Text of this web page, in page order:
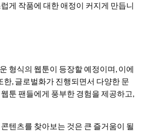
게 작품에 대한 애정이 커지게 만듭니
형식의 웹툰이 등장할 예정이며, 이에
, 글로벌화가 진행되면서 다양한 문
툰 팬들에게 풍부한 경험을 제공하고,
텐츠를 찾아보는 것은 큰 즐거움이 될